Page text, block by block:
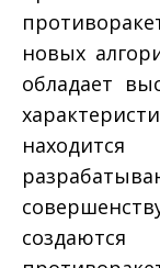
новых
обладает